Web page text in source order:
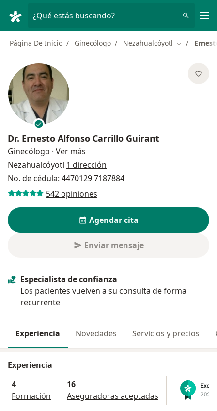
¿Qué estás buscando?
Página De Inicio Ginecólogo Nezahualcóyotl Cambiar de
Dr. Ernesto Alfonso Carrillo Guirant
Ginecólogo · Ver más
Nezahualcóyotl 1 dirección
No. de cédula: 4470129 7187884
542 opiniones
Agendar cita
Enviar mensaje
Especialista de confianza
Los pacientes vuelven a su consulta de forma
recurrente
Experiencia Novedades Servicios y precios
Experiencia
4
Formación
16
Aseguradoras aceptadas